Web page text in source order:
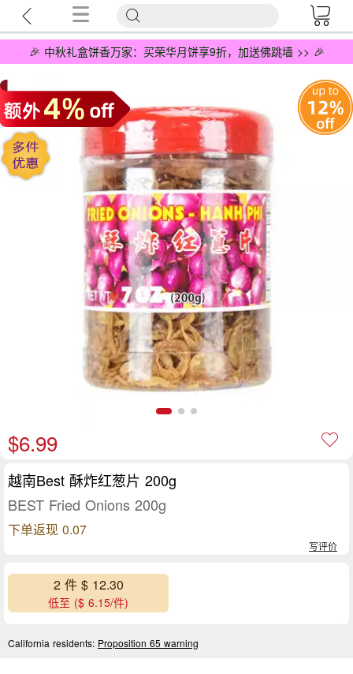
🎉 中秋礼盒饼香万家：买荣华月饼享9折，加送佛跳墙 >> 🎉
$6.99
越南Best 酥炸红葱片 200g
BEST Fried Onions 200g
下单返现 0.07
写评价
2 件 $ 12.30
低至 ($ 6.15/件)
California residents: Proposition 65 warning